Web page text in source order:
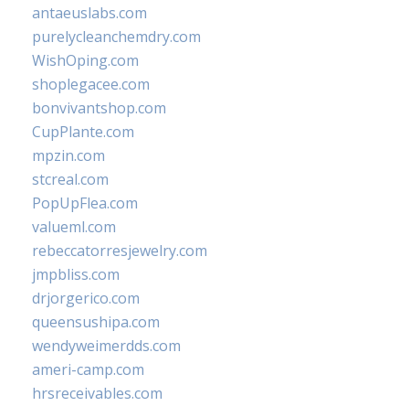
antaeuslabs.com
purelycleanchemdry.com
WishOping.com
shoplegacee.com
bonvivantshop.com
CupPlante.com
mpzin.com
stcreal.com
PopUpFlea.com
valueml.com
rebeccatorresjewelry.com
jmpbliss.com
drjorgerico.com
queensushipa.com
wendyweimerdds.com
ameri-camp.com
hrsreceivables.com